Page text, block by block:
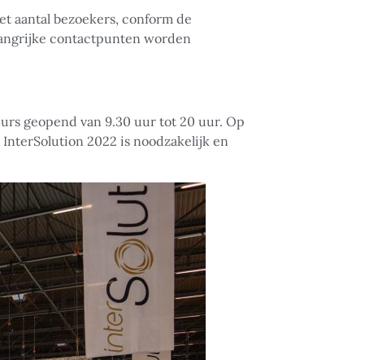
aantal bezoekers, conform de
contactpunten worden
geopend van 9.30 uur tot 20 uur. Op
2022 is noodzakelijk en